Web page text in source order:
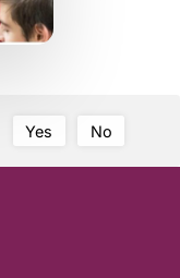
Yes No